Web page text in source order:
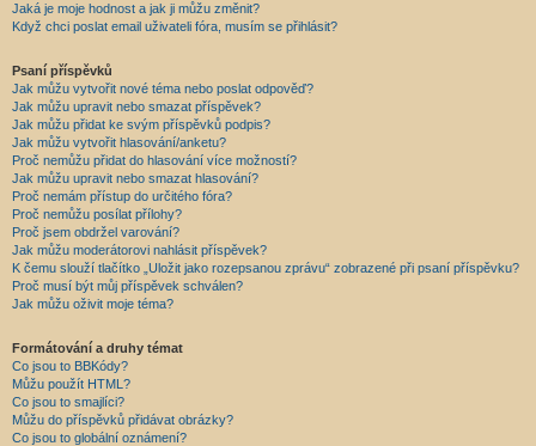
Jaká je moje hodnost a jak ji můžu změnit?
Když chci poslat email uživateli fóra, musím se přihlásit?
Psaní příspěvků
Jak můžu vytvořit nové téma nebo poslat odpověď?
Jak můžu upravit nebo smazat příspěvek?
Jak můžu přidat ke svým příspěvků podpis?
Jak můžu vytvořit hlasování/anketu?
Proč nemůžu přidat do hlasování více možností?
Jak můžu upravit nebo smazat hlasování?
Proč nemám přístup do určitého fóra?
Proč nemůžu posílat přílohy?
Proč jsem obdržel varování?
Jak můžu moderátorovi nahlásit příspěvek?
K čemu slouží tlačítko „Uložit jako rozepsanou zprávu“ zobrazené při psaní příspěvku?
Proč musí být můj příspěvek schválen?
Jak můžu oživit moje téma?
Formátování a druhy témat
Co jsou to BBKódy?
Můžu použít HTML?
Co jsou to smajlíci?
Můžu do příspěvků přidávat obrázky?
Co jsou to globální oznámení?